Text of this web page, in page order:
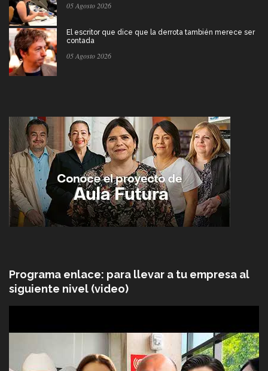
05 Agosto 2026
El escritor que dice que la derrota también merece ser
contada
05 Agosto 2026
Programa enlace: para llevar a tu empresa al
siguiente nivel (video)